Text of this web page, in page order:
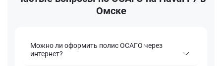
Омске
Можно ли оформить полис ОСАГО через
интернет?